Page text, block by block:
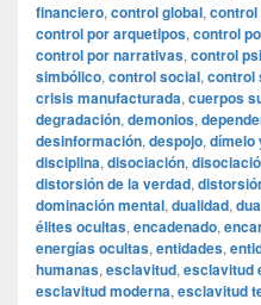
financiero, control global, control
control por arquetipos, control
control por narrativas, control
simbólico, control social, control
crisis manufacturada, cuerpos
degradación, demonios,
desinformación, despojo, dímelo
disciplina, disociación,
distorsión de la verdad,
dominación mental, dualidad,
élites ocultas, encadenado,
energías ocultas, entidades,
humanas, esclavitud, esclavitud
esclavitud moderna, esclavitud